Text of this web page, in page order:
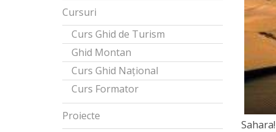
Cursuri
Curs Ghid de Turism
Ghid Montan
Curs Ghid Național
Curs Formator
Proiecte